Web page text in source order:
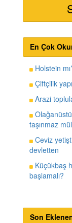
En Çok
Holstein
Çiftçilik
Arazi
Olağanüstü
taşınmaz
Ceviz
devletten
Küçükbaş
başlamalı?
Son